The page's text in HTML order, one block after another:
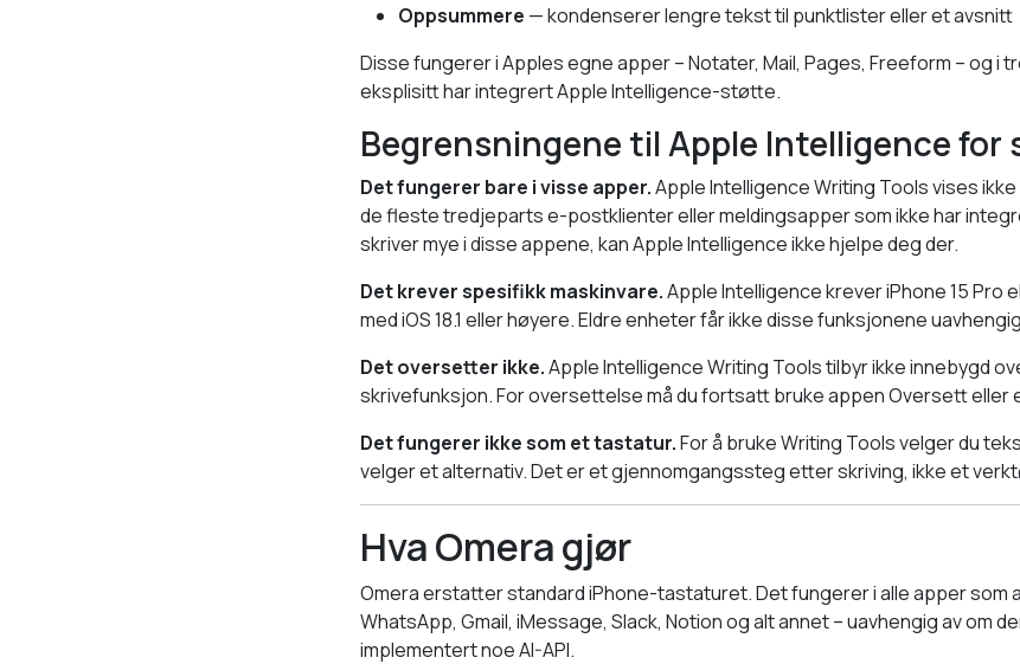
Oppsummere — kondenserer lengre tekst til punktlister eller et avsnitt
Disse fungerer i Apples egne apper – Notater, Mail, Pages, Freeform – og i
eksplisitt har integrert Apple Intelligence-støtte.
Begrensningene til Apple Intelligence for
Det fungerer bare i visse apper.Apple Intelligence Writing Tools vises
de fleste tredjeparts e-postklienter eller meldingsapper som ikke har
skriver mye i disse appene, kan Apple Intelligence ikke hjelpe deg der.
Det krever spesifikk maskinvare.Apple Intelligence krever iPhone 15 Pro
med iOS 18.1 eller høyere. Eldre enheter får ikke disse funksjonene
Det oversetter ikke.Apple Intelligence Writing Tools tilbyr ikke innebygd
skrivefunksjon. For oversettelse må du fortsatt bruke appen Oversett
Det fungerer ikke som et tastatur.For å bruke Writing Tools velger du
velger et alternativ. Det er et gjennomgangssteg etter skriving, ikke et
Hva Omera gjør
Omera erstatter standard iPhone-tastaturet. Det fungerer i alle apper som
WhatsApp, Gmail, iMessage, Slack, Notion og alt annet – uavhengig av om
implementert noe AI-API.